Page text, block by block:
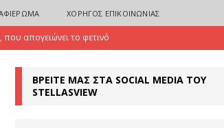
ΧΟΡΗΓΟΣ ΕΠΙΚΟΙΝΩΝΙΑΣ
που απογειώνει το φετινό
Lillies, σε μια εκρηκτική
ΒΡΕΙΤΕ ΜΑΣ ΣΤΑ SOCIAL MEDIA ΤΟΥ
STELLASVIEW